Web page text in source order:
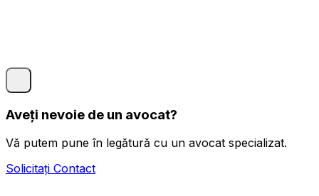
Aveți nevoie de un avocat?
Vă putem pune în legătură cu un avocat specializat.
Solicitați Contact